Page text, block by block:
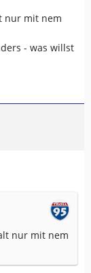
nur mit nem
- was willst
nur mit nem